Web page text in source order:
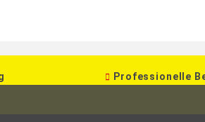
Professionelle